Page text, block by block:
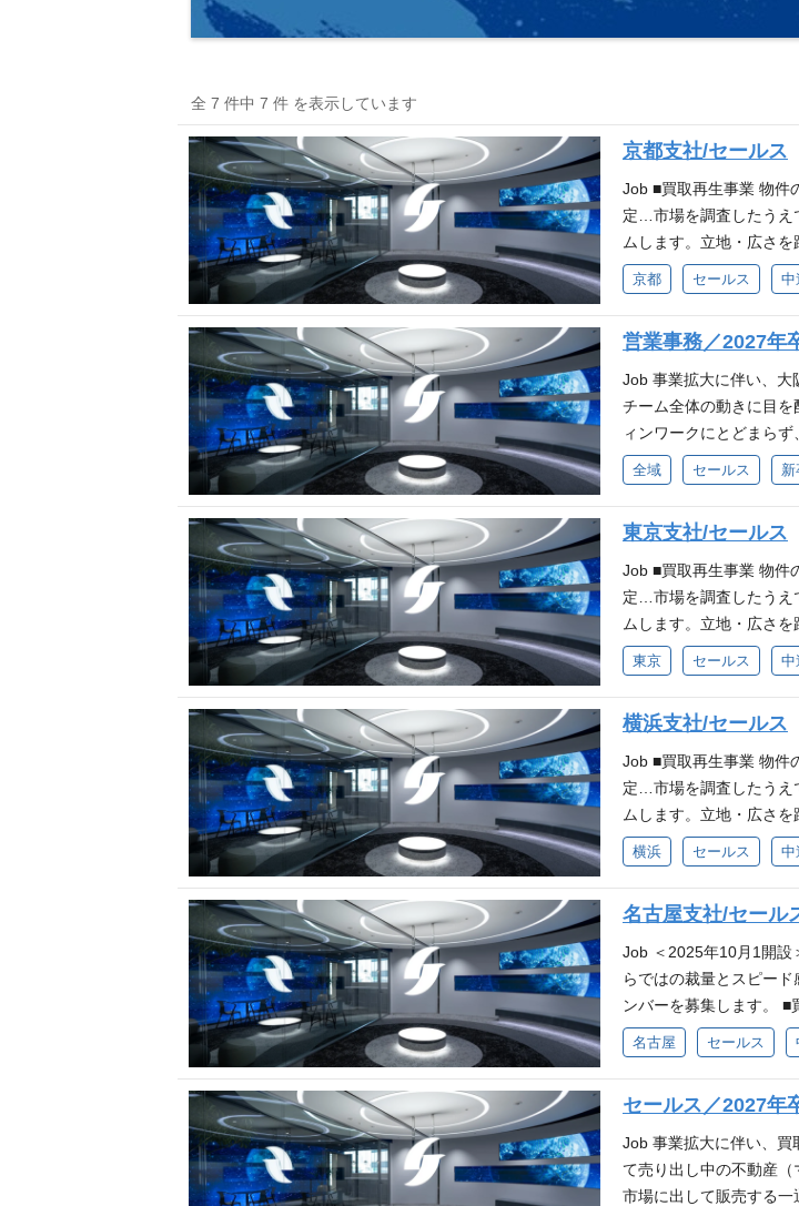
全 7 件中 7 件 を表示しています
京都支社/セールス
Job ■買取再生事業 物件
定…市場を調査したうえ
ムします。立地・広さ
と打ち合わせを重ね、そ
介して販売する場合と自
用地情報(土地、戸建、
へのアプローチ 用地仕
査、競合分析、収益予
ion ～唯一無二の、感動
良くしたい。」という
一無二の、感動を。」届
心に響く体験となるよう
ます。 不動産が本来持
る存在として、共に歩み
生み出し、想像を超え
１年以上 ・普通自動車
年以上 ・宅地建物取引
京都 セールス 中
営業事務／2027年
Job 事業拡大に伴い、大
チーム全体の動きに目
ィンワークにとどまら
方を歓迎します。 ネッ
ど） 物件資料の作成・
約関連書類整理・ファ
動産の歴史は長く、人類
る場所を手に入れたそ
悠久の時を超えても尚
たちは不動産が本来持
識と実績をもとに、安心
トラスト株式会社は不動
いきます。 ■配属先情
性）、メンバー3名（30
全域 セールス 新
東京支社/セールス
Job ■買取再生事業 物件
定…市場を調査したうえ
ムします。立地・広さ
と打ち合わせを重ね、そ
介して販売する場合と自
用地情報(土地、戸建、
へのアプローチ 用地仕
査、競合分析、収益予
ion ～唯一無二の、感動
良くしたい。」という
一無二の、感動を。」届
心に響く体験となるよう
ます。 不動産が本来持
る存在として、共に歩み
生み出し、想像を超え
１年以上 ・普通自動車
年以上 ・宅地建物取引
東京 セールス 中
横浜支社/セールス
Job ■買取再生事業 物件
定…市場を調査したうえ
ムします。立地・広さ
と打ち合わせを重ね、そ
介して販売する場合と自
用地情報(土地、戸建、
へのアプローチ 用地仕
査、競合分析、収益予
ion ～唯一無二の、感動
良くしたい。」という
一無二の、感動を。」届
心に響く体験となるよう
ます。 不動産が本来持
る存在として、共に歩み
生み出し、想像を超え
１年以上 ・普通自動車
年以上 ・宅地建物取引
横浜 セールス 中
名古屋支社/セール
Job ＜2025年10月1開設
らではの裁量とスピー
ンバーを募集します。
収集 買取価格の決定…市
た物件をリフォームしま
社内の工事担当者と打
動産仲介業者様を介して
ト事業 マンション用地
融機関、地権者等)への
業計画策定 市場調査、
名古屋 セールス
セールス／2027年
Job 事業拡大に伴い、買
て売り出し中の不動産
市場に出して販売する